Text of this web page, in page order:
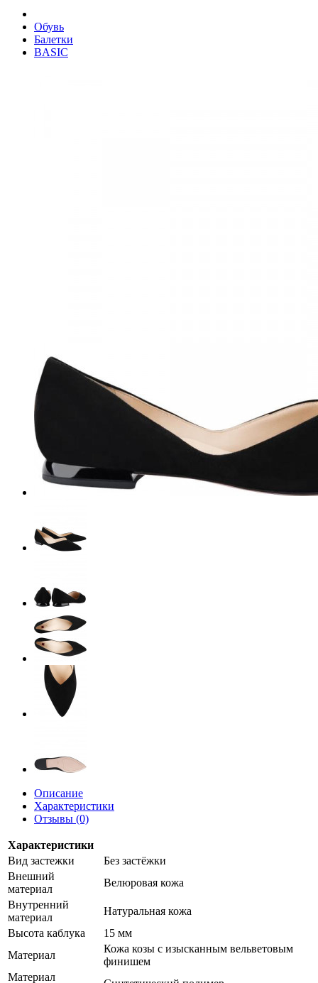
Обувь
Балетки
BASIC
Описание
Характеристики
Отзывы (0)
Характеристики
Вид застежки
Без застёжки
Внешний
материал
Велюровая кожа
Внутренний
материал
Натуральная кожа
Высота каблука
15 мм
Материал
Кожа козы с изысканным вельветовым
финишем
Материал